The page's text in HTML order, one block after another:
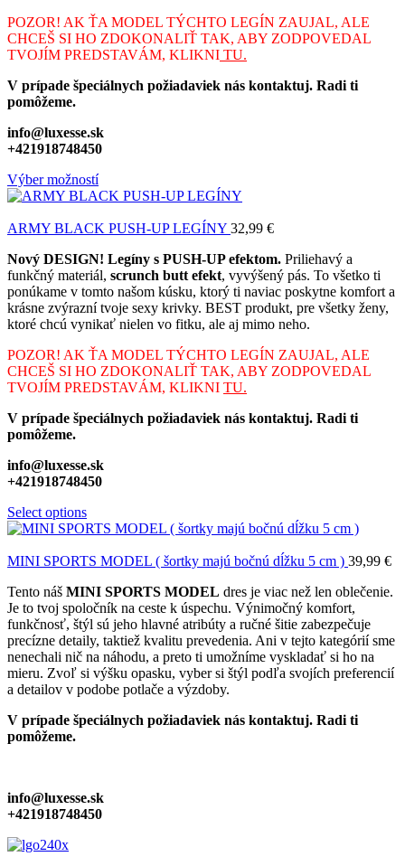
POZOR! AK ŤA MODEL TÝCHTO LEGÍN ZAUJAL, ALE
CHCEŠ SI HO ZDOKONALIŤ TAK, ABY ZODPOVEDAL
TVOJÍM PREDSTAVÁM, KLIKNI TU.
V prípade špeciálnych požiadaviek nás kontaktuj. Radi ti
pomôžeme.
info@luxesse.sk
+421918748450
Výber možností
ARMY BLACK PUSH-UP LEGÍNY 32,99 €
Nový DESIGN! Legíny s PUSH-UP efektom. Priliehavý a
funkčný materiál, scrunch butt efekt, vyvýšený pás. To všetko ti
ponúkame v tomto našom kúsku, ktorý ti naviac poskytne komfort a
krásne zvýrazní tvoje sexy krivky. BEST produkt, pre všetky ženy,
ktoré chcú vynikať nielen vo fitku, ale aj mimo neho.
POZOR! AK ŤA MODEL TÝCHTO LEGÍN ZAUJAL, ALE
CHCEŠ SI HO ZDOKONALIŤ TAK, ABY ZODPOVEDAL
TVOJÍM PREDSTAVÁM, KLIKNI TU.
V prípade špeciálnych požiadaviek nás kontaktuj. Radi ti
pomôžeme.
info@luxesse.sk
+421918748450
Select options
MINI SPORTS MODEL ( šortky majú bočnú dĺžku 5 cm ) 39,99 €
Tento náš MINI SPORTS MODEL dres je viac než len oblečenie.
Je to tvoj spoločník na ceste k úspechu. Výnimočný komfort,
funkčnosť, štýl sú jeho hlavné atribúty a ručné šitie zabezpečuje
precízne detaily, taktiež kvalitu prevedenia. Ani v tejto kategórií sme
nenechali nič na náhodu, a preto ti umožníme vyskladať si ho na
mieru. Zvoľ si výšku opasku, vyber si štýl podľa svojích preferencií
a detailov v podobe potlače a výzdoby.
V prípade špeciálnych požiadaviek nás kontaktuj. Radi ti
pomôžeme.
info@luxesse.sk
+421918748450